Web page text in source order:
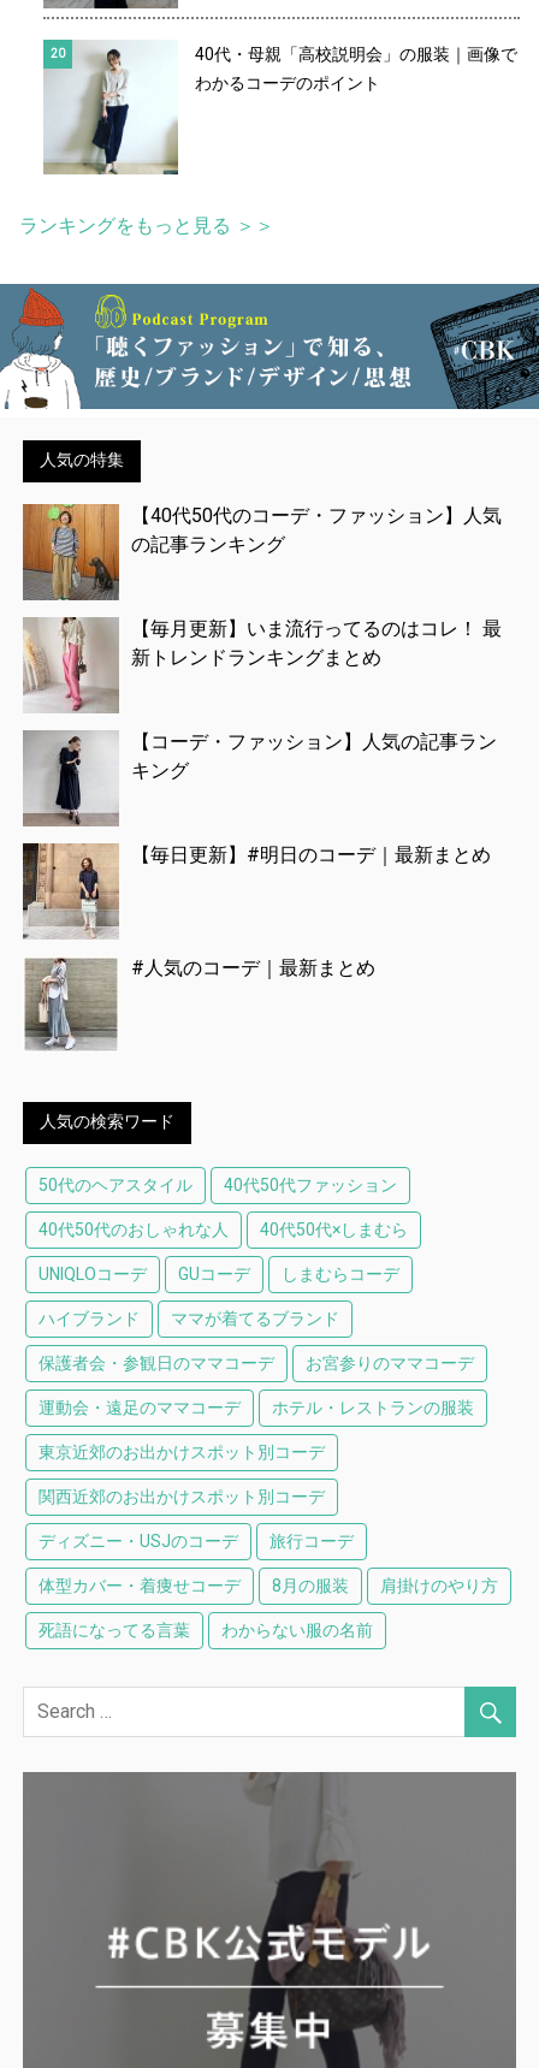
40代・母親「高校説明会」の服装｜画像で
わかるコーデのポイント
ランキングをもっと見る ＞＞
人気の特集
【40代50代のコーデ・ファッション】人気
の記事ランキング
【毎月更新】いま流行ってるのはコレ！ 最
新トレンドランキングまとめ
【コーデ・ファッション】人気の記事ラン
キング
【毎日更新】#明日のコーデ｜最新まとめ
#人気のコーデ｜最新まとめ
人気の検索ワード
50代のヘアスタイル 40代50代ファッション
40代50代のおしゃれな人 40代50代×しまむら
UNIQLOコーデ GUコーデ しまむらコーデ
ハイブランド ママが着てるブランド
保護者会・参観日のママコーデ お宮参りのママコーデ
運動会・遠足のママコーデ ホテル・レストランの服装
東京近郊のお出かけスポット別コーデ
関西近郊のお出かけスポット別コーデ
ディズニー・USJのコーデ 旅行コーデ
体型カバー・着痩せコーデ 8月の服装 肩掛けのやり方
死語になってる言葉 わからない服の名前